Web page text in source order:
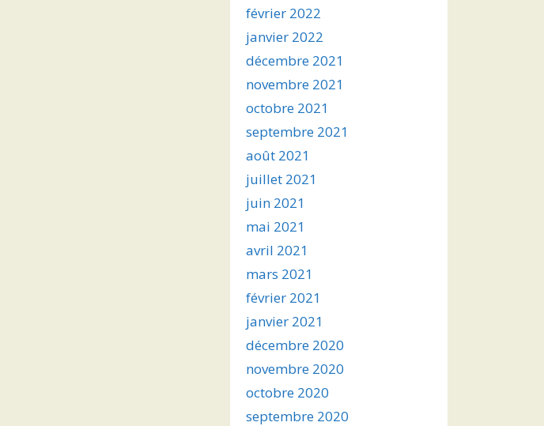
février 2022
janvier 2022
décembre 2021
novembre 2021
octobre 2021
septembre 2021
août 2021
juillet 2021
juin 2021
mai 2021
avril 2021
mars 2021
février 2021
janvier 2021
décembre 2020
novembre 2020
octobre 2020
septembre 2020